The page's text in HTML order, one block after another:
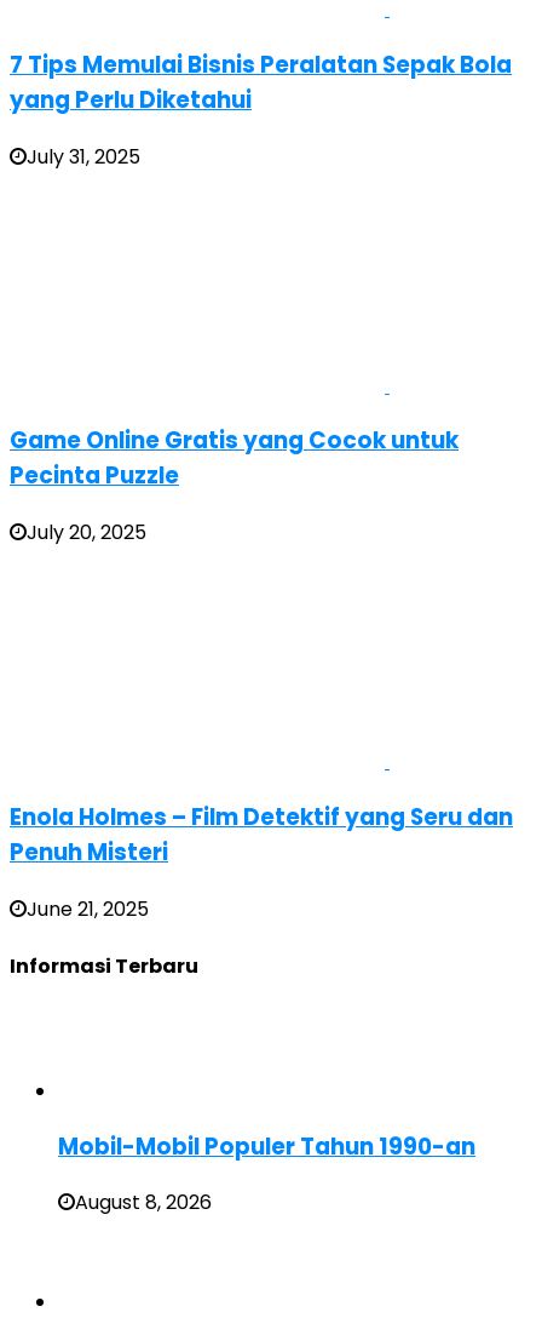
7 Tips Memulai Bisnis Peralatan Sepak Bola
yang Perlu Diketahui
July 31, 2025
Game Online Gratis yang Cocok untuk
Pecinta Puzzle
July 20, 2025
Enola Holmes – Film Detektif yang Seru dan
Penuh Misteri
June 21, 2025
Informasi Terbaru
Mobil-Mobil Populer Tahun 1990-an
August 8, 2026